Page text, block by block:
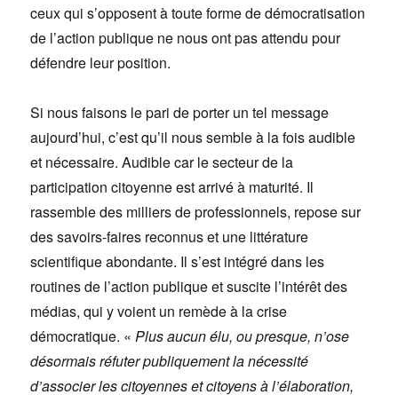
ceux qui s’opposent à toute forme de démocratisation
de l’action publique ne nous ont pas attendu pour
défendre leur position.
Si nous faisons le pari de porter un tel message
aujourd’hui, c’est qu’il nous semble à la fois audible
et nécessaire. Audible car le secteur de la
participation citoyenne est arrivé à maturité. Il
rassemble des milliers de professionnels, repose sur
des savoirs-faires reconnus et une littérature
scientifique abondante. Il s’est intégré dans les
routines de l’action publique et suscite l’intérêt des
médias, qui y voient un remède à la crise
démocratique. «Plus aucun élu, ou presque, n’ose
désormais réfuter publiquement la nécessité
d’associer les citoyennes et citoyens à l’élaboration,